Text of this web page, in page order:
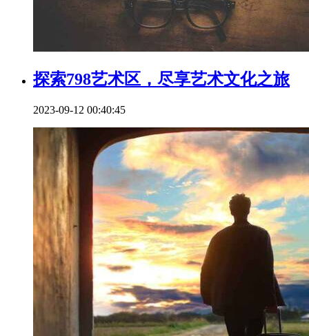
探索798艺术区，尽享艺术文化之旅
2023-09-12 00:40:45